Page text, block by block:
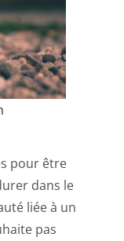
pour être
dans le
liée à un
pas